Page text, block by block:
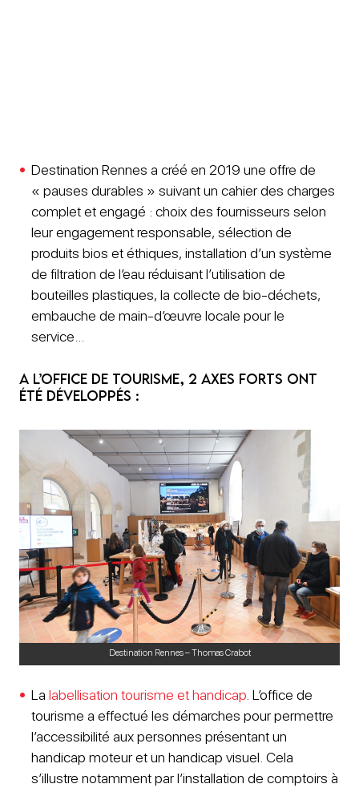
Destination Rennes a créé en 2019 une offre de
« pauses durables » suivant un cahier des charges
complet et engagé : choix des fournisseurs selon
leur engagement responsable, sélection de
produits bios et éthiques, installation d’un système
de filtration de l’eau réduisant l’utilisation de
bouteilles plastiques, la collecte de bio-déchets,
embauche de main-d’œuvre locale pour le
service…
A l’office de tourisme, 2 axes forts ont
été développés :
Destination Rennes – Thomas Crabot
La labellisation tourisme et handicap . L’office de
tourisme a effectué les démarches pour permettre
l’accessibilité aux personnes présentant un
handicap moteur et un handicap visuel. Cela
s’illustre notamment par l’installation de comptoirs à